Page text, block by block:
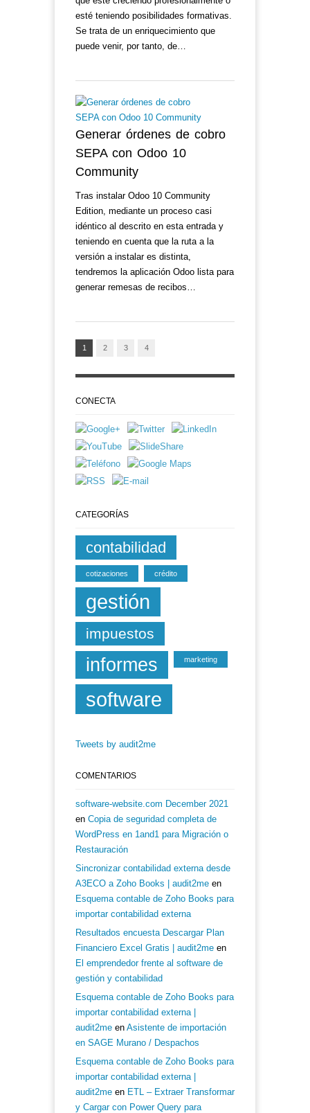
esté teniendo posibilidades formativas.
Se trata de un enriquecimiento que
puede venir, por tanto, de…
Generar órdenes de cobro
SEPA con Odoo 10
Community
Tras instalar Odoo 10 Community
Edition, mediante un proceso casi
idéntico al descrito en esta entrada y
teniendo en cuenta que la ruta a la
versión a instalar es distinta,
tendremos la aplicación Odoo lista para
generar remesas de recibos…
1 2 3 4
CONECTA
CATEGORÍAS
contabilidad
cotizaciones crédito
gestión
impuestos
informes marketing
software
Tweets by audit2me
COMENTARIOS
software-website.com December 2021
en Copia de seguridad completa de
WordPress en 1and1 para Migración o
Restauración
Sincronizar contabilidad externa desde
A3ECO a Zoho Books | audit2me en
Esquema contable de Zoho Books para
importar contabilidad externa
Resultados encuesta Descargar Plan
Financiero Excel Gratis | audit2me en
El emprendedor frente al software de
gestión y contabilidad
Esquema contable de Zoho Books para
importar contabilidad externa |
audit2me en Asistente de importación
en SAGE Murano / Despachos
Esquema contable de Zoho Books para
importar contabilidad externa |
audit2me en ETL – Extraer Transformar
y Cargar con Power Query para